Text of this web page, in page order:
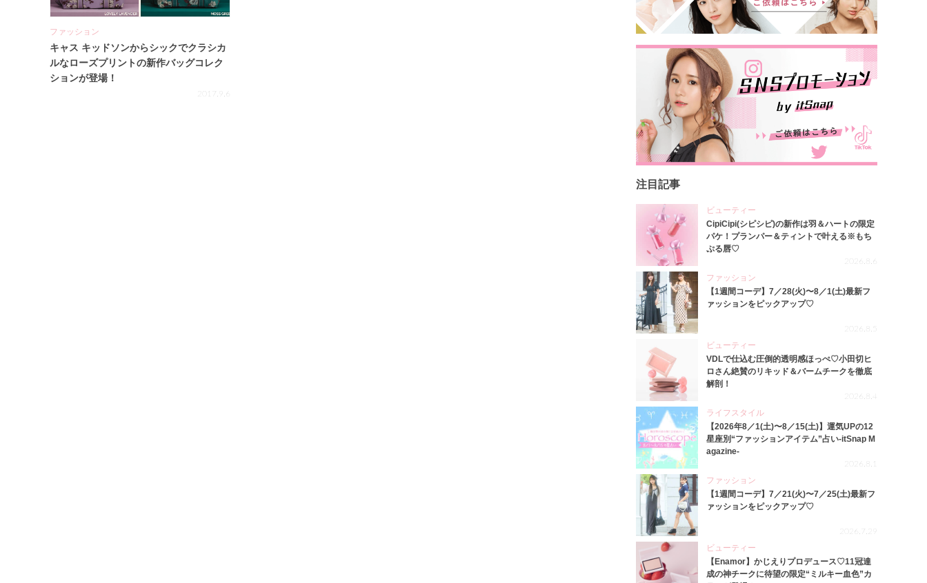
ファッション
キャス キッドソンからシックでクラシカ
ルなローズプリントの新作バッグコレク
ションが登場！
2017.9.6
注目記事
ビューティー
CipiCipi(シピシピ)の新作は羽＆ハートの限定
パケ！プランパー＆ティントで叶える※もち
ぷる唇♡
2026.8.6
ファッション
【1週間コーデ】7／28(火)〜8／1(土)最新フ
ァッションをピックアップ♡
2026.8.5
ビューティー
VDLで仕込む圧倒的透明感ほっぺ♡小田切ヒ
ロさん絶賛のリキッド＆バームチークを徹底
解剖！
2026.8.4
ライフスタイル
【2026年8／1(土)〜8／15(土)】運気UPの12
星座別“ファッションアイテム”占い-itSnap M
agazine-
2026.8.1
ファッション
【1週間コーデ】7／21(火)〜7／25(土)最新フ
ァッションをピックアップ♡
2026.7.29
ビューティー
【Enamor】かじえりプロデュース♡11冠達
成の神チークに待望の限定“ミルキー血色”カ